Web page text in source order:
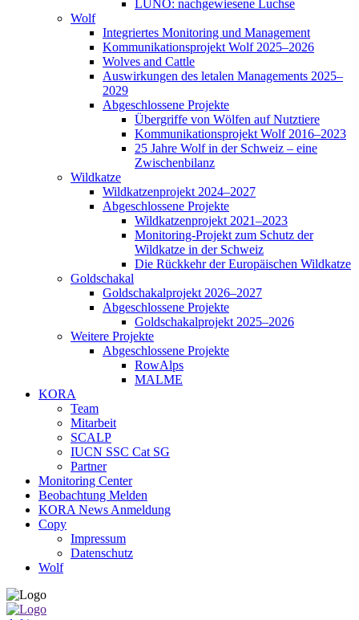
LUNO: nachgewiesene Luchse
Wolf
Integriertes Monitoring und Management
Kommunikationsprojekt Wolf 2025–2026
Wolves and Cattle
Auswirkungen des letalen Managements 2025–
2029
Abgeschlossene Projekte
Übergriffe von Wölfen auf Nutztiere
Kommunikationsprojekt Wolf 2016–2023
25 Jahre Wolf in der Schweiz – eine
Zwischenbilanz
Wildkatze
Wildkatzenprojekt 2024–2027
Abgeschlossene Projekte
Wildkatzenprojekt 2021–2023
Monitoring-Projekt zum Schutz der
Wildkatze in der Schweiz
Die Rückkehr der Europäischen Wildkatze
Goldschakal
Goldschakalprojekt 2026–2027
Abgeschlossene Projekte
Goldschakalprojekt 2025–2026
Weitere Projekte
Abgeschlossene Projekte
RowAlps
MALME
KORA
Team
Mitarbeit
SCALP
IUCN SSC Cat SG
Partner
Monitoring Center
Beobachtung Melden
KORA News Anmeldung
Copy
Impressum
Datenschutz
Wolf